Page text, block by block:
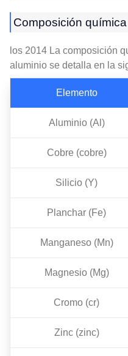
Composición química
los 2014 La composición
aluminio se detalla en la
Elemento
Aluminio (Al)
Cobre (cobre)
Silicio (Y)
Planchar (Fe)
Manganeso (Mn)
Magnesio (Mg)
Cromo (cr)
Zinc (zinc)